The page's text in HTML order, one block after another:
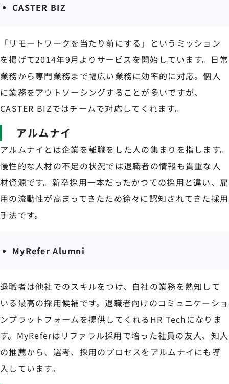
CASTER BIZ
「リモートワークを当たり前にする」というミッション
を掲げて2014年9月よりサービスを開始しています。日常
業務から専門業務まで幅広い業務に効率的に対応。個人
に業務をアウトソーシングすることが多いですが、
CASTER BIZではチームで対応してくれます。
アルムナイ
アルムナイとは企業を離職をした人の集まりを指します。
慢性的な人材の不足の状況では退職者の情報も貴重な人
材資源です。新卒採用一本だったかつての採用と違い、雇
用の流動性が高まってきたため徐々に認知されてきた採用
手法です。
​​MyRefer Alumni
退職者は他社でのスキルをつけ、自社の業務を熟知して
いる最高の採用候補です。退職者向けのコミュニケーショ
ンプラットフォームを提供してくれるHR Techになりま
す。MyReferはリファラル採用で培った社員の友人、知人
の推薦から、選考、採用のプロセスをアルムナイにも導
入しています。